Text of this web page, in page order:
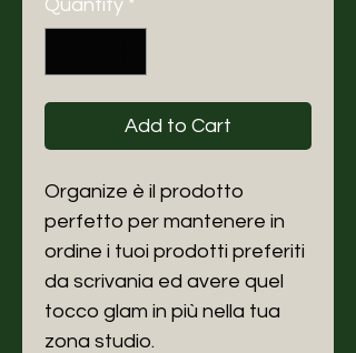
Quantity *
Add to Cart
Organize è il prodotto
perfetto per mantenere in
ordine i tuoi prodotti preferiti
da scrivania ed avere quel
tocco glam in più nella tua
zona studio.